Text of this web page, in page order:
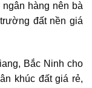
hàng nên bà
đất nền giá
Bắc Ninh cho
khúc đất giá rẻ,